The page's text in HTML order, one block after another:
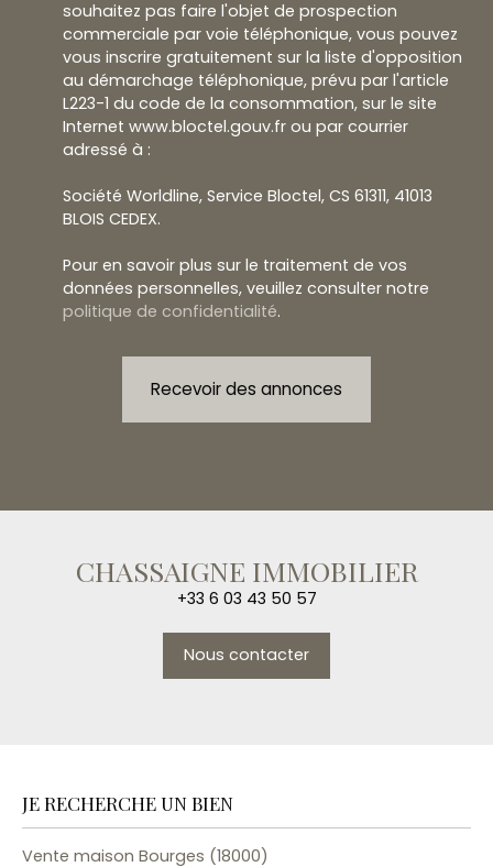
souhaitez pas faire l'objet de prospection
commerciale par voie téléphonique, vous pouvez
vous inscrire gratuitement sur la liste d'opposition
au démarchage téléphonique, prévu par l'article
L223-1 du code de la consommation, sur le site
Internet www.bloctel.gouv.fr ou par courrier
adressé à :
Société Worldline, Service Bloctel, CS 61311, 41013
BLOIS CEDEX.
Pour en savoir plus sur le traitement de vos
données personnelles, veuillez consulter notre
politique de confidentialité.
Recevoir des annonces
CHASSAIGNE IMMOBILIER
+33 6 03 43 50 57
Nous contacter
JE RECHERCHE UN BIEN
Vente maison Bourges (18000)